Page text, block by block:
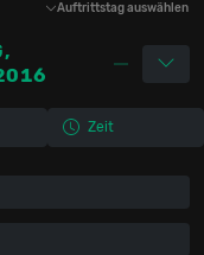
Auftrittstag auswählen
Zeit